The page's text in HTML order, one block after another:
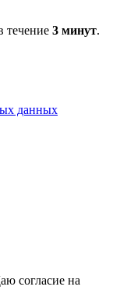
течение 3 минут.
данных
согласие на